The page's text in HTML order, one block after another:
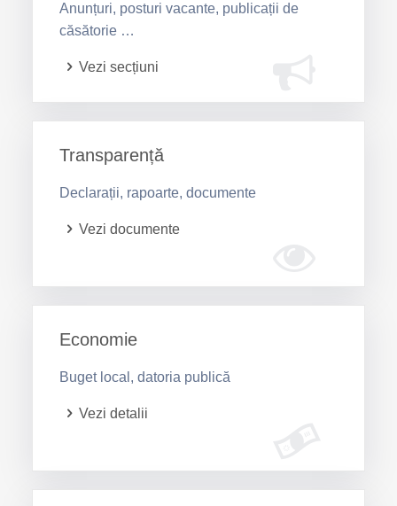
Anunțuri, posturi vacante, publicații de
căsătorie …
Vezi secțiuni
Transparență
Declarații, rapoarte, documente
Vezi documente
Economie
Buget local, datoria publică
Vezi detalii